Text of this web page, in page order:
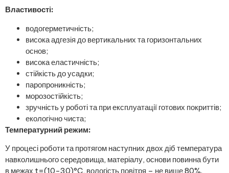
Властивості:
водогерметичність;
висока адгезія до вертикальних та горизонтальних
основ;
висока еластичність;
стійкість до усадки;
паропроникність;
морозостійкість;
зручність у роботі та при експлуатації готових покриттів;
екологічно чиста;
Температурний режим:
У процесі роботи та протягом наступних двох діб температура
навколишнього середовища, матеріалу, основи повинна бути
в межах t=(10-30)°C, вологість повітря – не вище 80%.